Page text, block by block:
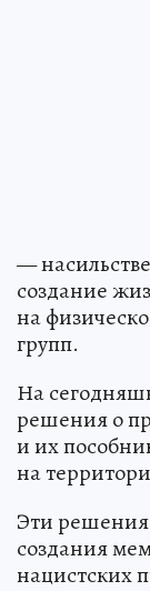
—
создание
на
групп.
На
решения о
и их
на
Эти решения
создания
нацистских